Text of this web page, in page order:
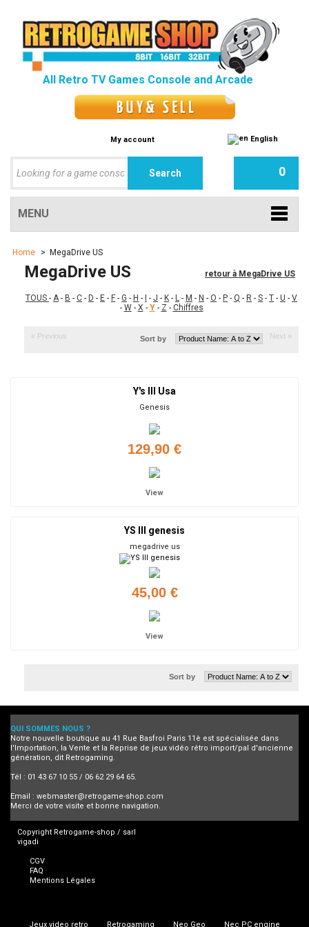
All Retro TV Games Console and Arcade
My account English
0
MENU
Home > MegaDrive US
retour à MegaDrive US
MegaDrive US
TOUS - A- B - C - D - E - F - G - H - - J - K - L - M - N - O - P - Q - R - S - T - U - V
- W- X - Y- Z - Chiffres
« Previous Next »
Sort by
Y's III Usa
Genesis
129,90 €
View
YS III genesis
megadrive us
45,00 €
View
Sort by
QUI SOMMES NOUS ?
Notre nouvelle boutique au 41 Rue Basfroi Paris 11è est spécialisée dans
l'Importation, la Vente et la Reprise de jeux vidéo rétro import/pal d'ancienne
génération, dit Retrogaming.
Tél : 01 43 67 10 55 / 06 62 29 64 65.
Email : webmaster@retrogame-shop.com
Merci de votre visite et bonne navigation.
Copyright Retrogame-shop / sarl
vigadi
CGV
FAQ
Mentions Légales
Jeux video retro Retrogaming Neo Geo Nec PC engine